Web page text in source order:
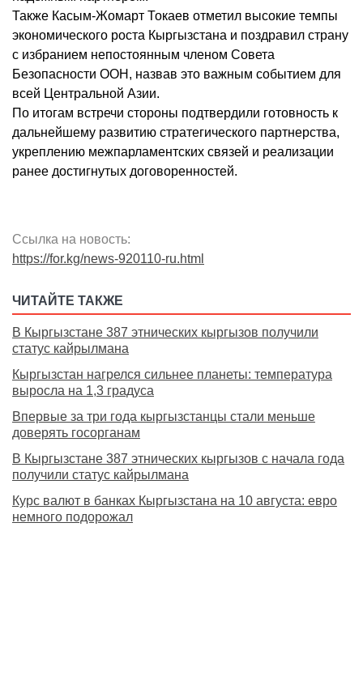
Также Касым-Жомарт Токаев отметил высокие темпы
экономического роста Кыргызстана и поздравил страну
с избранием непостоянным членом Совета
Безопасности ООН, назвав это важным событием для
всей Центральной Азии.
По итогам встречи стороны подтвердили готовность к
дальнейшему развитию стратегического партнерства,
укреплению межпарламентских связей и реализации
ранее достигнутых договоренностей.
Ссылка на новость:
https://for.kg/news-920110-ru.html
ЧИТАЙТЕ ТАКЖЕ
В Кыргызстане 387 этнических кыргызов получили
статус кайрылмана
Кыргызстан нагрелся сильнее планеты: температура
выросла на 1,3 градуса
Впервые за три года кыргызстанцы стали меньше
доверять госорганам
В Кыргызстане 387 этнических кыргызов с начала года
получили статус кайрылмана
Курс валют в банках Кыргызстана на 10 августа: евро
немного подорожал